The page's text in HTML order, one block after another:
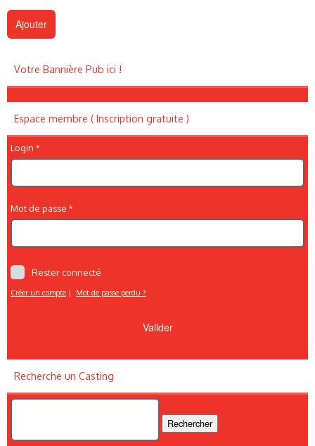
Votre Bannière Pub ici !
Espace membre ( Inscription gratuite )
Login
Mot de passe
Rester connecté
Créer un compte | Mot de passe perdu ?
Recherche un Casting